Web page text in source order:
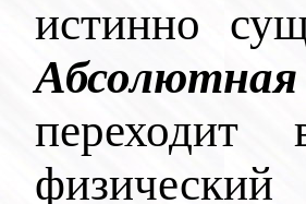
истинно